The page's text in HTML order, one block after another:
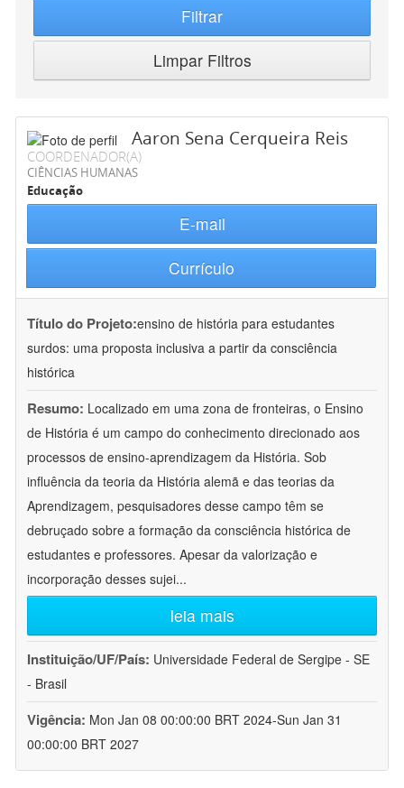
Filtrar
Limpar Filtros
Aaron Sena Cerqueira Reis
COORDENADOR(A)
CIÊNCIAS HUMANAS
Educação
E-mail
Currículo
Título do Projeto:ensino de história para estudantes
surdos: uma proposta inclusiva a partir da consciência
histórica
Resumo: Localizado em uma zona de fronteiras, o Ensino
de História é um campo do conhecimento direcionado aos
processos de ensino-aprendizagem da História. Sob
influência da teoria da História alemã e das teorias da
Aprendizagem, pesquisadores desse campo têm se
debruçado sobre a formação da consciência histórica de
estudantes e professores. Apesar da valorização e
incorporação desses sujei...
leia mais
Instituição/UF/País: Universidade Federal de Sergipe - SE
- Brasil
Vigência: Mon Jan 08 00:00:00 BRT 2024-Sun Jan 31
00:00:00 BRT 2027